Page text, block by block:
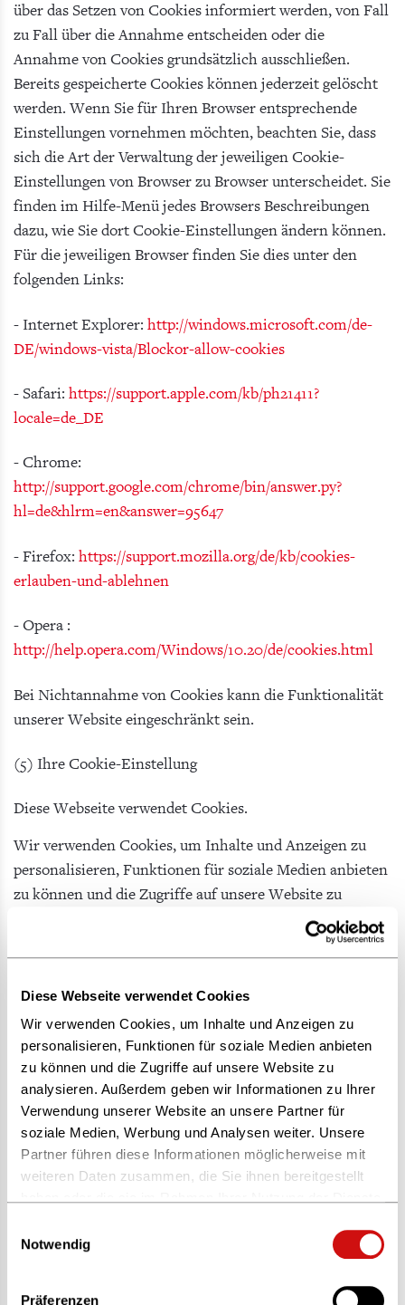
Diese Webseite verwendet Cookies
Wir verwenden Cookies, um Inhalte und Anzeigen zu
personalisieren, Funktionen für soziale Medien anbieten
zu können und die Zugriffe auf unsere Website zu
analysieren. Außerdem geben wir Informationen zu Ihrer
Verwendung unserer Website an unsere Partner für
soziale Medien, Werbung und Analysen weiter. Unsere
Partner führen diese Informationen möglicherweise mit
weiteren Daten zusammen, die Sie ihnen bereitgestellt
Weitere Informationen finden Sie in unserer
Notwendig
Präferenzen
über das Setzen von Cookies informiert werden, von Fall
zu Fall über die Annahme entscheiden oder die
Annahme von Cookies grundsätzlich ausschließen.
Bereits gespeicherte Cookies können jederzeit gelöscht
werden. Wenn Sie für Ihren Browser entsprechende
Einstellungen vornehmen möchten, beachten Sie, dass
sich die Art der Verwaltung der jeweiligen Cookie-
Einstellungen von Browser zu Browser unterscheidet. Sie
finden im Hilfe-Menü jedes Browsers Beschreibungen
dazu, wie Sie dort Cookie-Einstellungen ändern können.
Für die jeweiligen Browser finden Sie dies unter den
folgenden Links:
- Internet Explorer: http://windows.microsoft.com/de-
DE/windows-vista/Blockor-allow-cookies
- Safari: https://support.apple.com/kb/ph21411?
locale=de_DE
- Chrome:
http://support.google.com/chrome/bin/answer.py?
hl=de&hlrm=en&answer=95647
- Firefox: https://support.mozilla.org/de/kb/cookies-
erlauben-und-ablehnen
- Opera :
http://help.opera.com/Windows/10.20/de/cookies.html
Bei Nichtannahme von Cookies kann die Funktionalität
unserer Website eingeschränkt sein.
(5) Ihre Cookie-Einstellung
Diese Webseite verwendet Cookies.
Wir verwenden Cookies, um Inhalte und Anzeigen zu
personalisieren, Funktionen für soziale Medien anbieten
zu können und die Zugriffe auf unsere Website zu
analysieren. Außerdem geben wir Informationen zu
Ihrer Verwendung unserer Website an unsere Partner für
Partner führen diese Informationen möglicherweise mit
weiteren Daten zusammen, die Sie ihnen bereitgestellt
haben oder die sie im Rahmen Ihrer Nutzung der
Dienste gesammelt haben.
Weitere Informationen finden Sie in unserer
Datenschutzerklärungund imImpressum.
Cookies sind kleine Textdateien, die von Webseiten
verwendet werden, um die Benutzererfahrung effizienter
zu gestalten.
Laut Gesetz können wir Cookies auf Ihrem Gerät